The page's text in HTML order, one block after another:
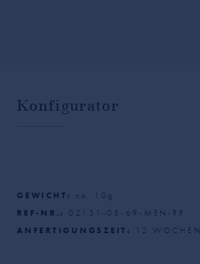
Konfigurator
GEWICHT: ca. 10 g
REF-NR.:
02131-05-69-MEN-RR
ANFERTIGUNGSZEIT:
12 WOCHEN